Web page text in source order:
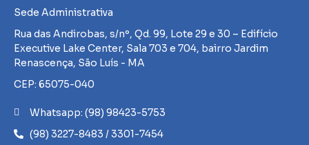
Sede Administrativa
Rua das Andirobas, s/nº, Qd. 99, Lote 29 e 30 – Edifício
Executive Lake Center, Sala 703 e 704, bairro Jardim
Renascença, São Luís - MA
CEP: 65075-040
Whatsapp: (98) 98423-5753
(98) 3227-8483 / 3301-7454